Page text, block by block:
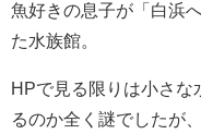
魚好きの息子が「白浜
た水族館。
HPで見る限りは小さな
るのか全く謎でしたが